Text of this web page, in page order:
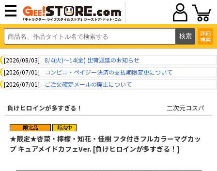
詳細
検索
[2026/08/03]
8/4(火)～14(金) 出荷遅延のお知らせ
[2026/07/01]
コンビニ・ペイジー決済の支払期限変更について
[2026/07/01]
ご注文確定メールの廃止について
負けヒロインが多すぎる！ 二次元コスパ
★限定★杏菜・檸檬・知花・佳樹 フタ付きフルカラーマグカッ
プ キュアメイドカフェVer. [負けヒロインが多すぎる！]